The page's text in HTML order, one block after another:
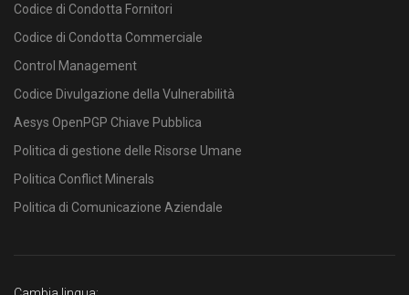
Codice di Condotta Fornitori
Codice di Condotta Commerciale
Control Management
Codice Divulgazione della Vulnerabilità
Aesys OpenPGP Chiave Pubblica
Politica di gestione delle Risorse Umane
Politica Conflict Minerals
Politica di Comunicazione Aziendale